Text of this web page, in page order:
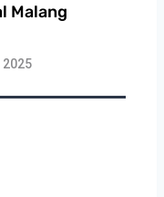
Malang
2025